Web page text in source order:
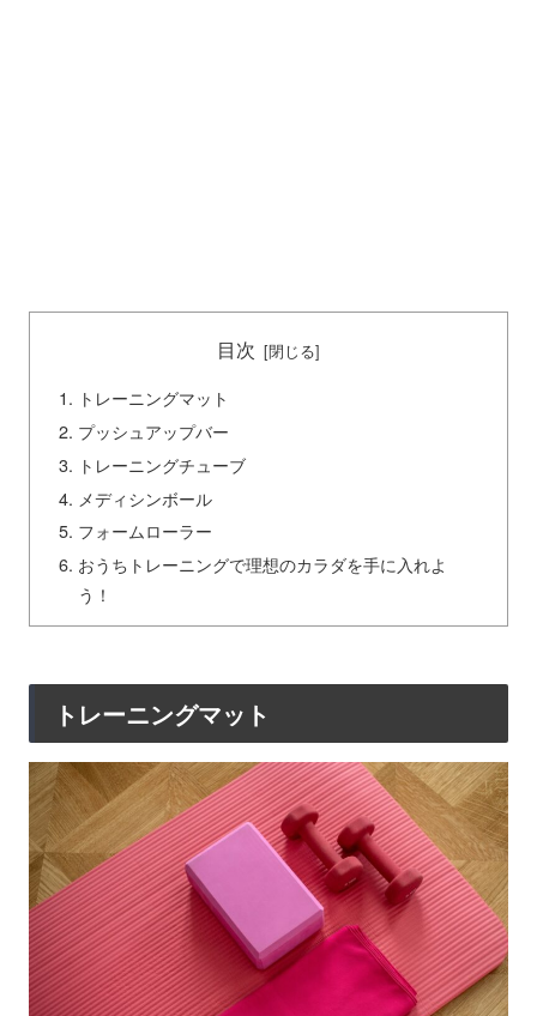
目次
トレーニングマット
プッシュアップバー
トレーニングチューブ
メディシンボール
フォームローラー
おうちトレーニングで理想のカラダを手に入れよ
う！
トレーニングマット